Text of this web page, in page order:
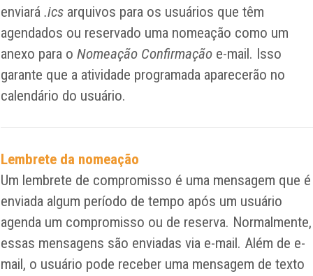
enviará.ics arquivos para os usuários que têm
agendados ou reservado uma nomeação como um
anexo para oNomeação Confirmação e-mail. Isso
garante que a atividade programada aparecerão no
calendário do usuário.
Lembrete da nomeação
Um lembrete de compromisso é uma mensagem que é
enviada algum período de tempo após um usuário
agenda um compromisso ou de reserva. Normalmente,
essas mensagens são enviadas via e-mail. Além de e-
mail, o usuário pode receber uma mensagem de texto